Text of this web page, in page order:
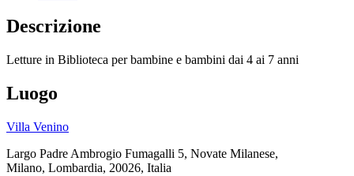
Descrizione
Letture in Biblioteca per bambine e bambini dai 4 ai 7 anni
Luogo
Villa Venino
Largo Padre Ambrogio Fumagalli 5, Novate Milanese,
Milano, Lombardia, 20026, Italia